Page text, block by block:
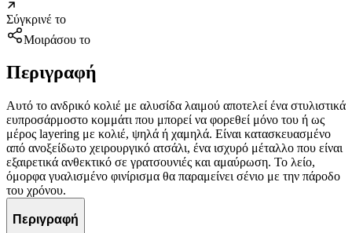
Σύγκρινέ το
Μοιράσου το
Περιγραφή
Αυτό το ανδρικό κολιέ με αλυσίδα λαιμού αποτελεί ένα στυλιστικά
ευπροσάρμοστο κομμάτι που μπορεί να φορεθεί μόνο του ή ως
μέρος layering με κολιέ, ψηλά ή χαμηλά. Είναι κατασκευασμένο
από ανοξείδωτο χειρουργικό ατσάλι, ένα ισχυρό μέταλλο που είναι
εξαιρετικά ανθεκτικό σε γρατσουνιές και αμαύρωση. Το λείο,
όμορφα γυαλισμένο φινίρισμα θα παραμείνει σένιο με την πάροδο
του χρόνου.
Περιγραφή